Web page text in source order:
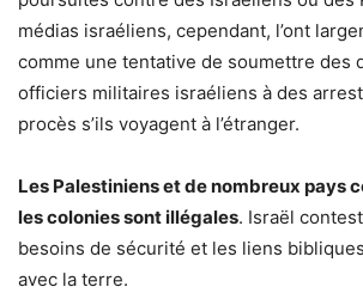
médias israéliens, cependant, l’ont
comme une tentative de soumettre des
officiers militaires israéliens à des
procès s’ils voyagent à l’étranger.
Les Palestiniens et de nombreux pays
les colonies sont illégales. Israël
besoins de sécurité et les liens
avec la terre.